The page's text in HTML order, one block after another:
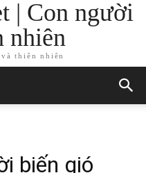
| Con người
nhiên
thiên nhiên
biến gió